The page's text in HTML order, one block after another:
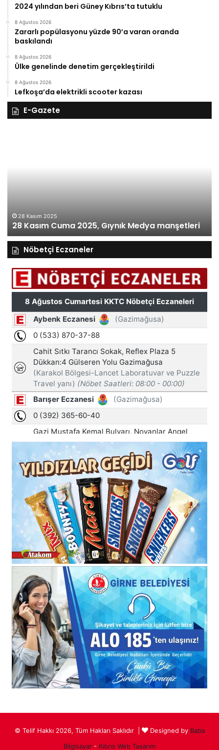
2024 yılından beri Güney Kıbrıs’ta tutuklu
8 Ağustos 2026
Zararlı popülasyonu yüzde 90’a varan oranda
baskılandı
8 Ağustos 2026
Ülke genelinde denetim gerçekleştirildi
8 Ağustos 2026
Lefkoşa’da elektrikli scooter kazası
E-Gazete
2025, Gıynık Medya manşetleri
manşetleri
Nöbetçi Eczaneler
© Telif Hakkı 2026, Tüm Hakları Saklıdır | Designed by Baba
Bilgisayar - Kıbrıs Web Tasarım